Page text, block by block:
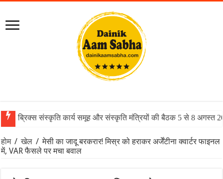
ब्रिक्स संस्कृति कार्य समूह और संस्कृति मंत्रियों की बैठक 5 से 8 अगस्त
होम / खेल / मेसी का जादू बरकरार! मिस्र को हराकर अर्जेंटीना क्वार्टर फाइनल
में, VAR फैसले पर मचा बवाल